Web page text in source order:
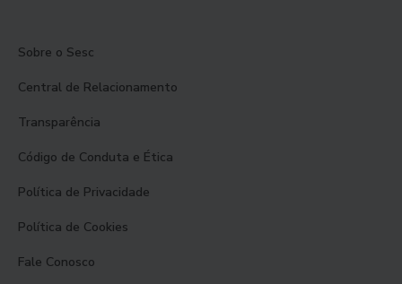
Sobre o Sesc
Central de Relacionamento
Transparência
Código de Conduta e Ética
Política de Privacidade
Política de Cookies
Fale Conosco